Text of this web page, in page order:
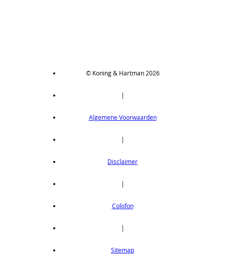
© Koning & Hartman 2026
|
Algemene Voorwaarden
|
Disclaimer
|
Colofon
|
Sitemap